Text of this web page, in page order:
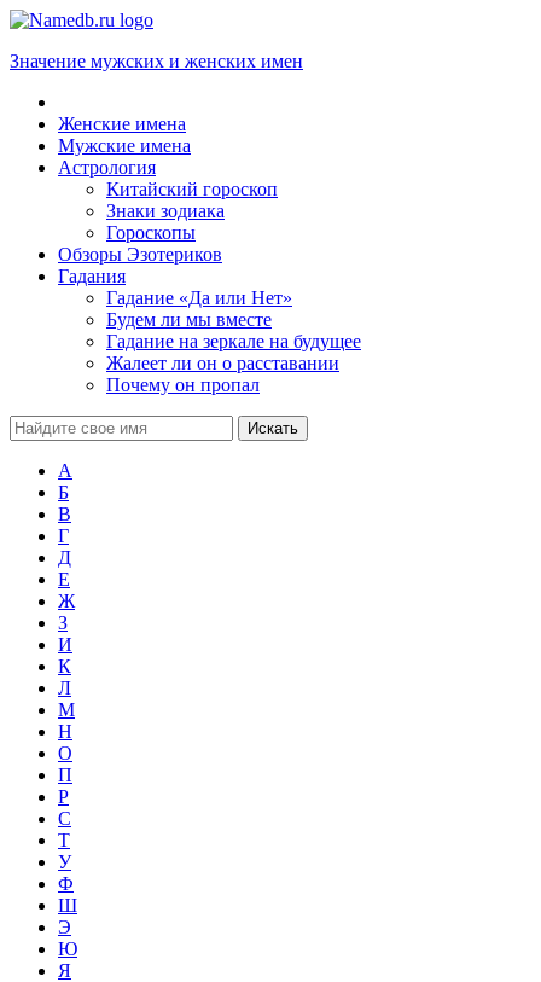
Значение мужских и женских имен
Женские имена
Мужские имена
Астрология
Китайский гороскоп
Знаки зодиака
Гороскопы
Обзоры Эзотериков
Гадания
Гадание «Да или Нет»
Будем ли мы вместе
Гадание на зеркале на будущее
Жалеет ли он о расставании
Почему он пропал
А
Б
В
Г
Д
Е
Ж
З
И
К
Л
М
Н
О
П
Р
С
Т
У
Ф
Ш
Э
Ю
Я